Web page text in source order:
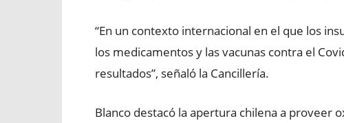
“En un contexto internacional en el que los
los medicamentos y las vacunas contra el
resultados”, señaló la Cancillería.
Blanco destacó la apertura chilena a proveer